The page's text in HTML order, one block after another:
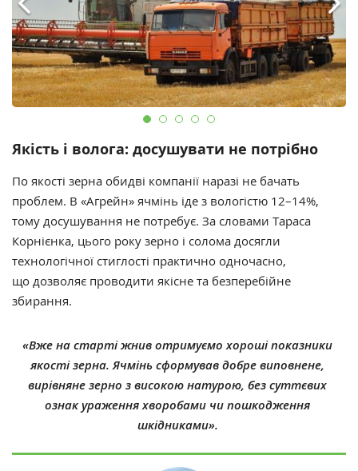
Якість і волога: досушувати не потрібно
По якості зерна обидві компанії наразі не бачать
проблем. В «Агрейн» ячмінь іде з вологістю 12–14%,
тому досушування не потребує. За словами Тараса
Корнієнка, цього року зерно і солома досягли
технологічної стиглості практично одночасно,
що дозволяє проводити якісне та безперебійне
збирання.
«Вже на старті жнив отримуємо хороші показники
якості зерна. Ячмінь сформував добре виповнене,
вирівняне зерно з високою натурою, без суттєвих
ознак ураження хворобами чи пошкодження
шкідниками».